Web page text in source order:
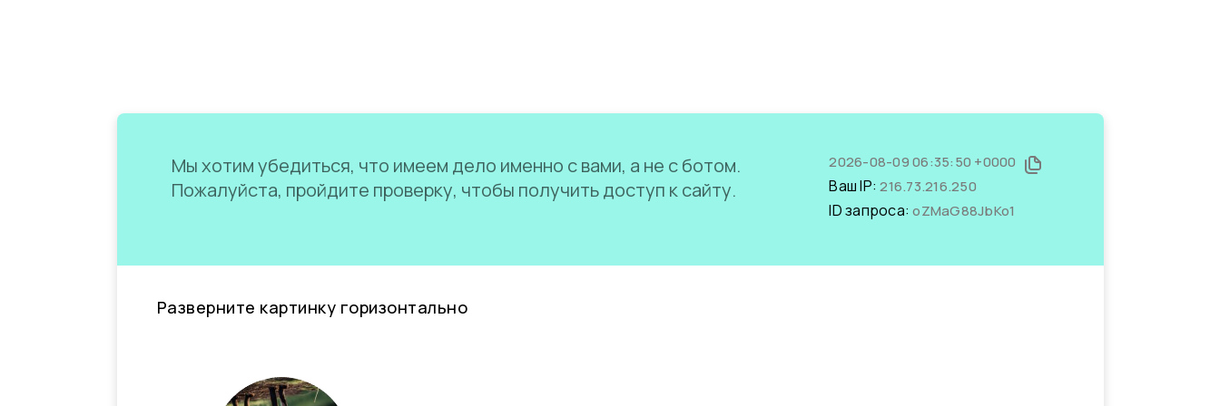
Мы хотим убедиться, что имеем дело именно с вами, а не с ботом.
Пожалуйста, пройдите проверку, чтобы получить доступ к сайту.
2026-08-09 06:35:50 +0000
Ваш IP:216.73.216.250
ID запроса:oZMaG88JbKo1
Разверните картинку горизонтально